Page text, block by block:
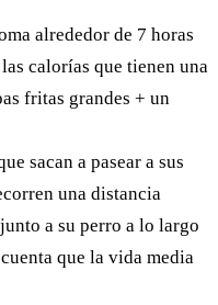
alrededor de 7 horas
calorías que tienen una
fritas grandes + un
sacan a pasear a sus
una distancia
a su perro a lo largo
que la vida media